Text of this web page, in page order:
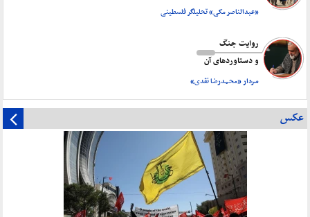
«عبدالناصر مکی» تحلیلگر فلسطینی
روایت جنگ
و دستاورد‌های آن
سردار «محمدرضا نقدی»
عکس